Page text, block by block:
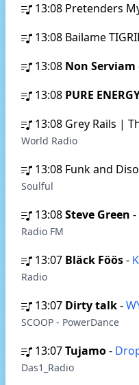
13:08 Pretenders
13:08 Bailame
13:08 Non Serviam
13:08 PURE
13:08 Grey Rails |
World Radio
13:08 Funk and
Soulful
13:08Steve Green -
Radio FM
13:07 Bläck Föös-
Radio
13:07 Dirty talk-
SCOOP - PowerDance
13:07Tujamo-
Das1_Radio